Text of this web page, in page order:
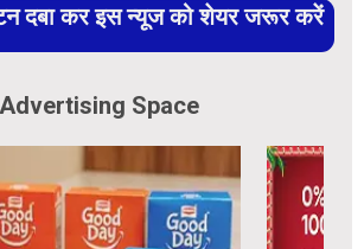
दबा कर इस न्यूज को शेयर जरूर करें
Advertising Space